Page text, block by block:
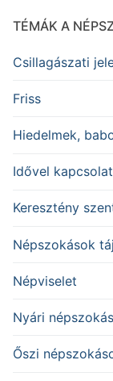
TÉMÁK A
Csillagászati
Friss
Hiedelmek,
Idővel
Keresztény
Népszokások
Népviselet
Nyári
Őszi